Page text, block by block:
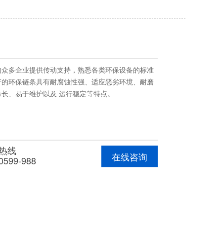
多企业提供传动支持，熟悉各类环保设备的标准
环保链条具有耐腐蚀性强、适应恶劣环境、耐磨
、易于维护以及 运行稳定等特点。
在线咨询
线
988